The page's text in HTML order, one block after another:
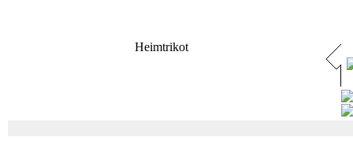
Heimtrikot